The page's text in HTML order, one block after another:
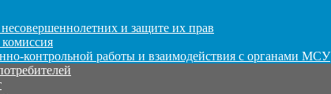
и защите их прав
контрольной работы и взаимодействия с органами МСУ